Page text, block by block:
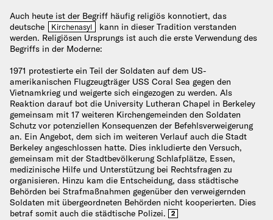
Auch heute ist der Begriff häufig religiös konnotiert, das
deutsche
Kirchenasyl
kann in dieser Tradition verstanden
werden. Religiösen Ursprungs ist auch die erste Verwendung des
Begriffs in der Moderne:
1971 protestierte ein Teil der Soldaten auf dem US-
amerikanischen Flugzeugträger USS Coral Sea gegen den
Vietnamkrieg und weigerte sich eingezogen zu werden. Als
Reaktion darauf bot die University Lutheran Chapel in Berkeley
gemeinsam mit 17 weiteren Kirchengemeinden den Soldaten
Schutz vor potenziellen Konsequenzen der Befehlsverweigerung
an. Ein Angebot, dem sich im weiteren Verlauf auch die Stadt
Berkeley angeschlossen hatte. Dies inkludierte den Versuch,
gemeinsam mit der Stadtbevölkerung Schlafplätze, Essen,
medizinische Hilfe und Unterstützung bei Rechtsfragen zu
organisieren. Hinzu kam die Entscheidung, dass städtische
Behörden bei Strafmaßnahmen gegenüber den verweigernden
Soldaten mit übergeordneten Behörden nicht kooperierten. Dies
betraf somit auch die städtische Polizei.
2